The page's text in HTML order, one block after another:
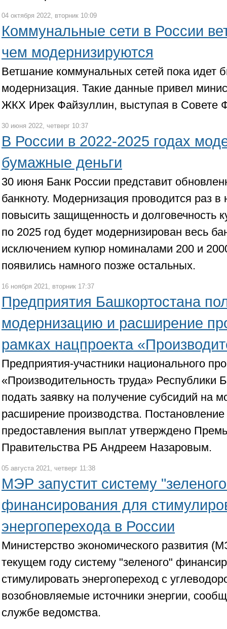
04 октября 2022, вторник 10:09
Коммунальные сети в России
чем модернизируются
Ветшание коммунальных сетей пока идет
модернизация. Такие данные привел
ЖКХ Ирек Файзуллин, выступая в Совете
30 июня 2022, четверг 10:37
В России в 2022-2025 годах
бумажные деньги
30 июня Банк России представит
банкноту. Модернизация проводится раз в
повысить защищенность и долговечность
по 2025 год будет модернизирован весь
исключением купюр номиналами 200 и
появились намного позже остальных.
16 ноября 2021, вторник 17:37
Предприятия Башкортостана
модернизацию и расширение
рамках нацпроекта
Предприятия-участники национального
«Производительность труда» Республики
подать заявку на получение субсидий на
расширение производства.
предоставления выплат утверждено
Правительства РБ Андреем Назаровым.
05 августа 2021, четверг 11:38
МЭР запустит систему
финансирования для
энергоперехода в России
Министерство экономического развития
текущем году систему "зеленого"
стимулировать энергопереход с
возобновляемые источники энергии,
службе ведомства.